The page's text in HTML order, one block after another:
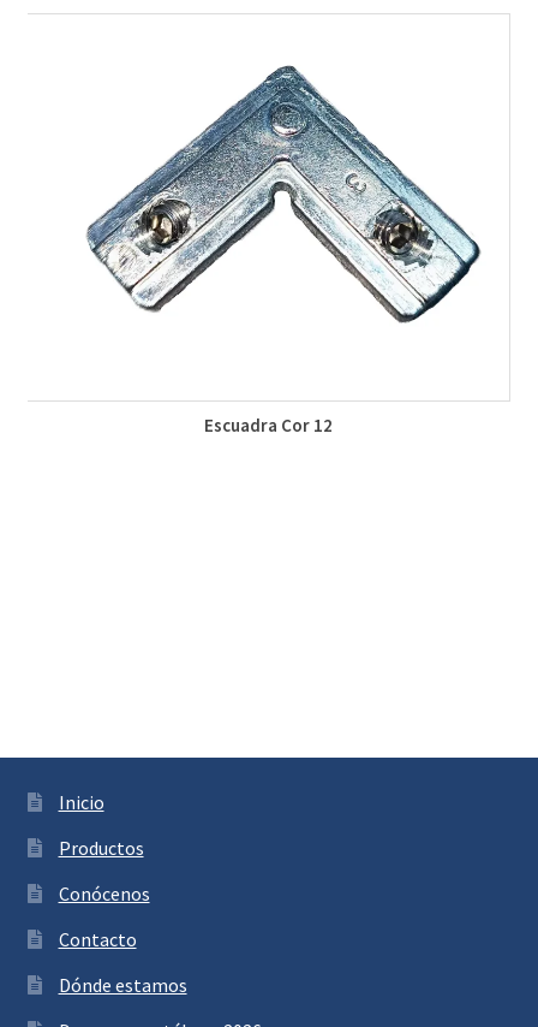
Escuadra Cor 12
Inicio
Productos
Conócenos
Contacto
Dónde estamos